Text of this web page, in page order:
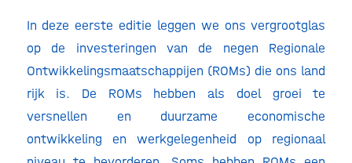
In deze eerste editie leggen we ons vergrootglas
op de investeringen van de negen Regionale
Ontwikkelingsmaatschappijen (ROMs) die ons land
rijk is. De ROMs hebben als doel groei te
versnellen en duurzame economische
ontwikkeling en werkgelegenheid op regionaal